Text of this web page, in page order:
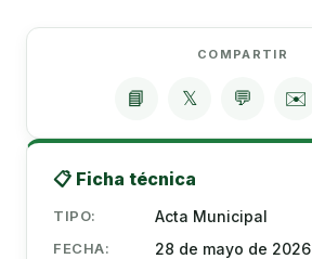
COMPARTIR
📘 𝕏 💬 ✉️
📋 Ficha técnica
TIPO: Acta Municipal
FECHA: 28 de mayo de 2026